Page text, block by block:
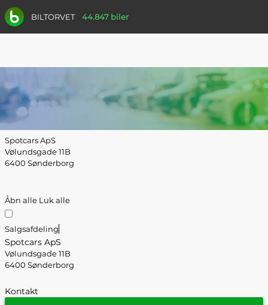
BILTORVET 44.847 biler
Spotcars ApS
Vølundsgade 11B
6400 Sønderborg
Åbn alle Luk alle
Salgsafdeling
Spotcars ApS
Vølundsgade 11B
6400 Sønderborg
Kontakt